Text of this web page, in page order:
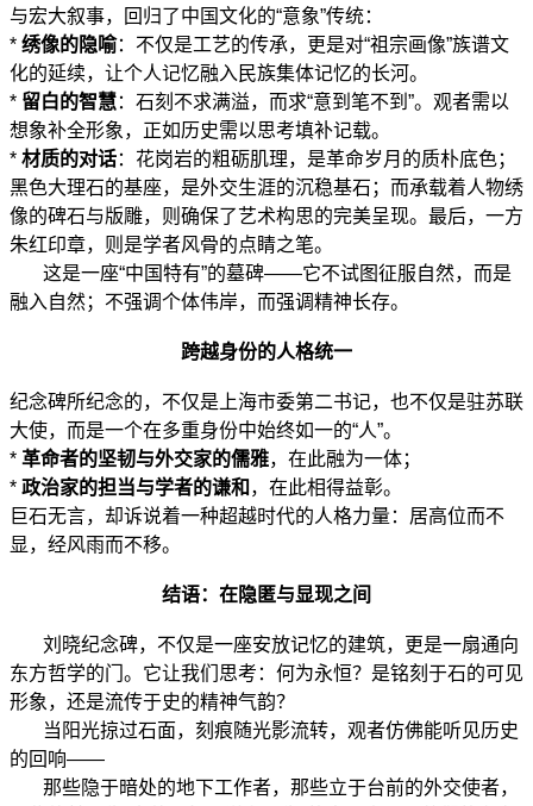
与宏大叙事，回归了中国文化的“意象”传统：
* 绣像的隐喻：不仅是工艺的传承，更是对“祖宗画像”族谱文
化的延续，让个人记忆融入民族集体记忆的长河。
* 留白的智慧：石刻不求满溢，而求“意到笔不到”。观者需以
想象补全形象，正如历史需以思考填补记载。
* 材质的对话：花岗岩的粗砺肌理，是革命岁月的质朴底色；
黑色大理石的基座，是外交生涯的沉稳基石；而承载着人物绣
像的碑石与版雕，则确保了艺术构思的完美呈现。最后，一方
朱红印章，则是学者风骨的点睛之笔。
这是一座“中国特有”的墓碑——它不试图征服自然，而是
融入自然；不强调个体伟岸，而强调精神长存。
跨越身份的人格统一
纪念碑所纪念的，不仅是上海市委第二书记，也不仅是驻苏联
大使，而是一个在多重身份中始终如一的“人”。
* 革命者的坚韧与外交家的儒雅，在此融为一体；
* 政治家的担当与学者的谦和 ，在此相得益彰。
巨石无言，却诉说着一种超越时代的人格力量：居高位而不
显，经风雨而不移。
结语：在隐匿与显现之间
刘晓纪念碑，不仅是一座安放记忆的建筑，更是一扇通向
东方哲学的门。它让我们思考：何为永恒？是铭刻于石的可见
形象，还是流传于史的精神气韵？
当阳光掠过石面，刻痕随光影流转，观者仿佛能听见历史
的回响——
那些隐于暗处的地下工作者，那些立于台前的外交使者，